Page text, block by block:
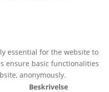
essential for the website to
ensure basic functionalities
anonymously.
Beskrivelse